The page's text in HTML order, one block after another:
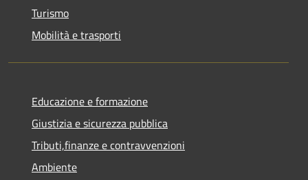
Turismo
Mobilità e trasporti
Educazione e formazione
Giustizia e sicurezza pubblica
Tributi,finanze e contravvenzioni
Ambiente